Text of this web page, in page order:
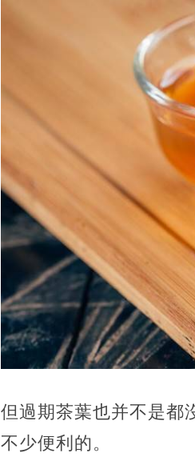
但過期茶葉也并不是都
不少便利的。